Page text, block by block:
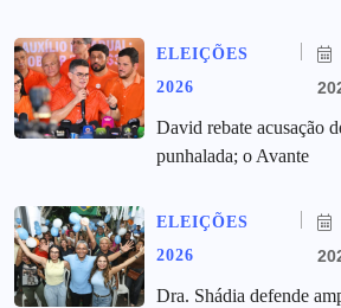
ELEIÇÕES
2026
David rebate acusação
punhalada; o Avante
ELEIÇÕES
2026
Dra. Shádia defende